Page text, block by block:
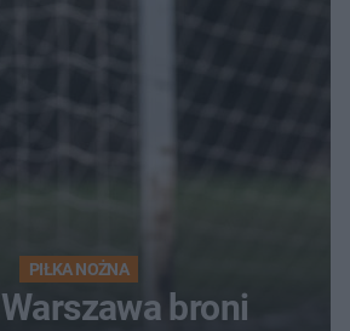
PIŁKA NOŻNA
broni